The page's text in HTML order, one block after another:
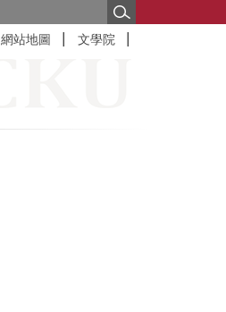
網站地圖 文學院